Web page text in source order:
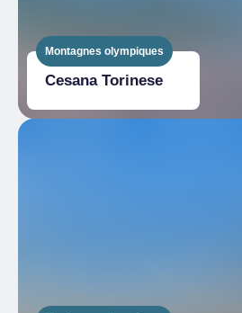
Montagnes olympiques
Cesana Torinese